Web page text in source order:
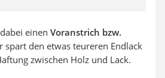
einen Voranstrich bzw.
spart den etwas teureren Endlack
zwischen Holz und Lack.